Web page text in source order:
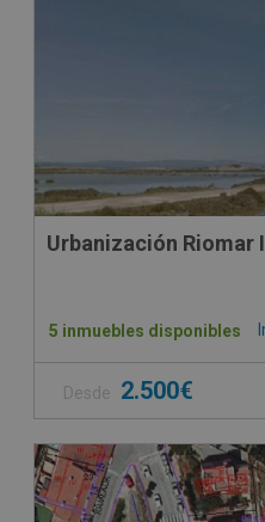
Urbanización Riomar
5 inmuebles disponibles
Desde 2.500€